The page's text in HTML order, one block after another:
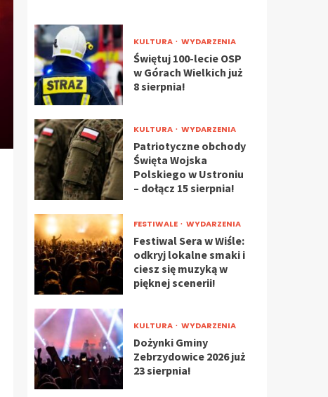
KULTURA WYDARZENIA
Świętuj 100-lecie OSP
w Górach Wielkich już
8 sierpnia!
KULTURA WYDARZENIA
Patriotyczne obchody
Święta Wojska
Polskiego w Ustroniu
– dołącz 15 sierpnia!
FESTIWALE WYDARZENIA
Festiwal Sera w Wiśle:
odkryj lokalne smaki i
ciesz się muzyką w
pięknej scenerii!
KULTURA WYDARZENIA
Dożynki Gminy
Zebrzydowice 2026 już
23 sierpnia!